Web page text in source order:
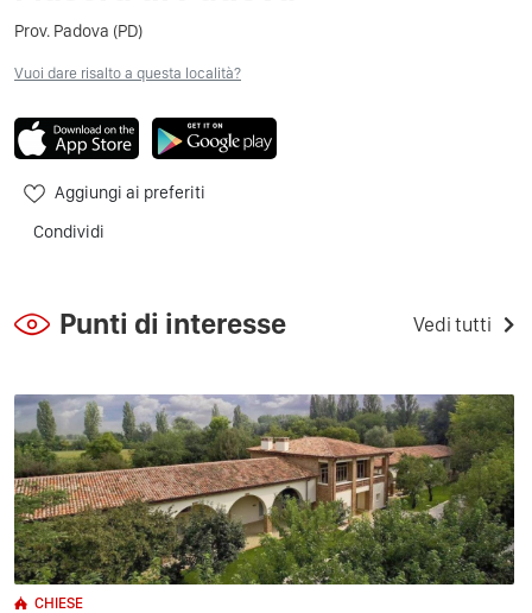
Prov. Padova (PD)
Vuoi dare risalto a questa località?
Aggiungi ai preferiti
Condividi
Punti di interesse Vedi tutti
CHIESE